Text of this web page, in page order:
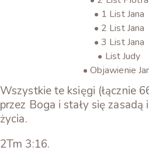
• 1 List Jana
• 2 List Jana
• 3 List Jana
• List Judy
• Objawienie
Wszystkie te księgi (łącznie
przez Boga i stały się
życia.
2Tm 3:16.